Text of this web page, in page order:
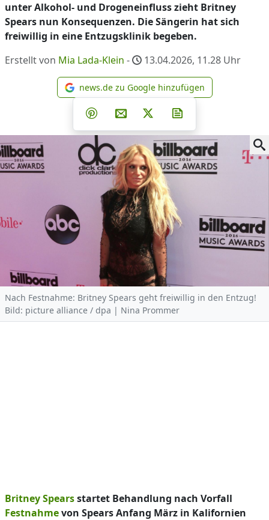
unter Alkohol- und Drogeneinfluss zieht Britney
Spears nun Konsequenzen. Die Sängerin hat sich
freiwillig in eine Entzugsklinik begeben.
Erstellt von Mia Lada-Klein - 13.04.2026, 11.28 Uhr
news.de zu Google
news.de zu Google hinzufügen
Teilen auf Facebook
Teilen auf Whatsapp
Teilen auf Telegram
Teilen auf Pinterest
Per E-Mail teilen
Post auf X
Nach Festnahme: Britney Spears geht freiwillig in den Entzug!
Bild: picture alliance / dpa | Nina Prommer
Britney Spearsstartet Behandlung nach Vorfall
Festnahmevon Spears Anfang März in Kalifornien